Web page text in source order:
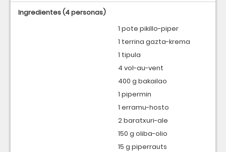
Ingredientes(4 personas)
1 pote pikillo-piper
1 terrina gazta-krema
1 tipula
4 vol-au-vent
400 g bakailao
1 pipermin
1 erramu-hosto
2 baratxuri-ale
150 g oliba-olio
15 g piperrauts